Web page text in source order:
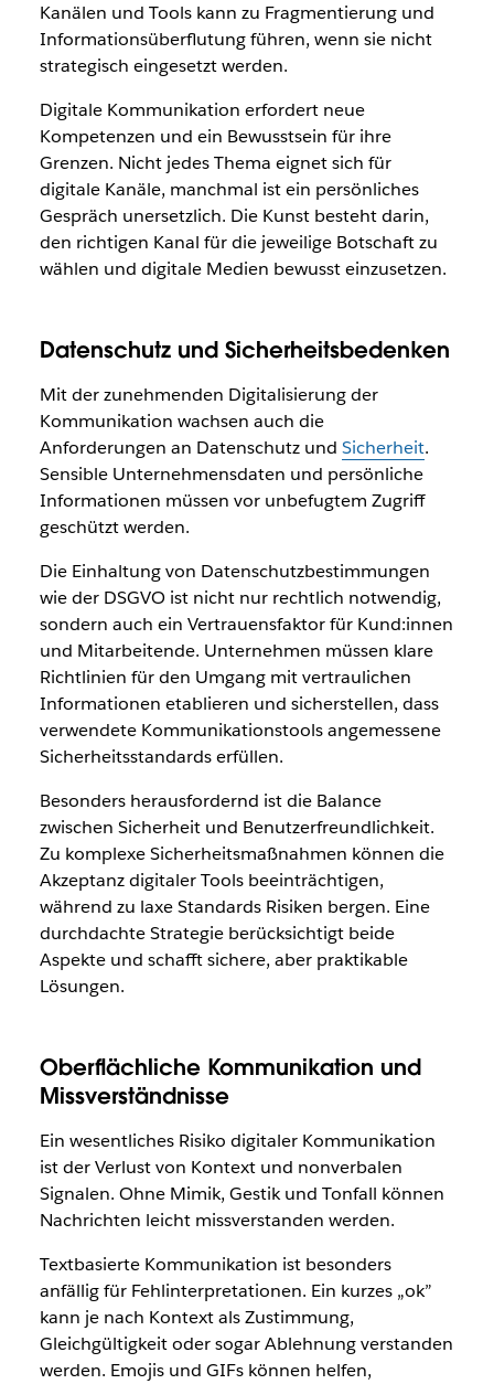
Kanälen und Tools kann zu Fragmentierung und
Informationsüberflutung führen, wenn sie nicht
strategisch eingesetzt werden.
Digitale Kommunikation erfordert neue
Kompetenzen und ein Bewusstsein für ihre
Grenzen. Nicht jedes Thema eignet sich für
digitale Kanäle, manchmal ist ein persönliches
Gespräch unersetzlich. Die Kunst besteht darin,
den richtigen Kanal für die jeweilige Botschaft zu
wählen und digitale Medien bewusst einzusetzen.
Datenschutz und Sicherheitsbedenken
Mit der zunehmenden Digitalisierung der
Kommunikation wachsen auch die
Anforderungen an Datenschutz und Sicherheit.
Sensible Unternehmensdaten und persönliche
Informationen müssen vor unbefugtem Zugriff
geschützt werden.
Die Einhaltung von Datenschutzbestimmungen
wie der DSGVO ist nicht nur rechtlich notwendig,
sondern auch ein Vertrauensfaktor für Kund:innen
und Mitarbeitende. Unternehmen müssen klare
Richtlinien für den Umgang mit vertraulichen
Informationen etablieren und sicherstellen, dass
verwendete Kommunikationstools angemessene
Sicherheitsstandards erfüllen.
Besonders herausfordernd ist die Balance
zwischen Sicherheit und Benutzerfreundlichkeit.
Zu komplexe Sicherheitsmaßnahmen können die
Akzeptanz digitaler Tools beeinträchtigen,
während zu laxe Standards Risiken bergen. Eine
durchdachte Strategie berücksichtigt beide
Aspekte und schafft sichere, aber praktikable
Lösungen.
Oberflächliche Kommunikation und
Missverständnisse
Ein wesentliches Risiko digitaler Kommunikation
ist der Verlust von Kontext und nonverbalen
Signalen. Ohne Mimik, Gestik und Tonfall können
Nachrichten leicht missverstanden werden.
Textbasierte Kommunikation ist besonders
anfällig für Fehlinterpretationen. Ein kurzes „ok”
kann je nach Kontext als Zustimmung,
Gleichgültigkeit oder sogar Ablehnung verstanden
werden. Emojis und GIFs können helfen,